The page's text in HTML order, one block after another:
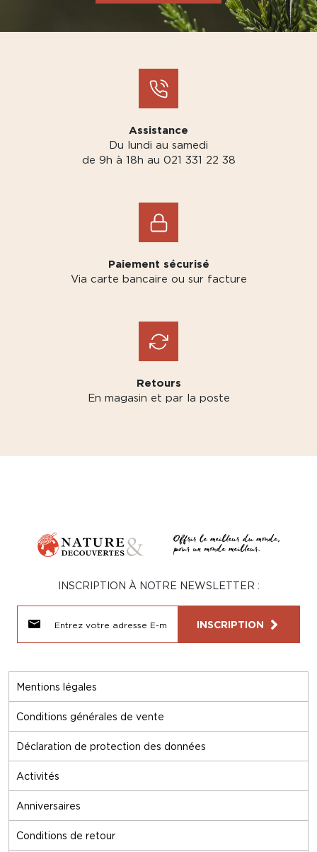
Assistance
Du lundi au samedi
de 9h à 18h au 021 331 22 38
Paiement sécurisé
Via carte bancaire ou sur facture
Retours
En magasin et par la poste
Mentions légales
Conditions générales de vente
Déclaration de protection des données
Activités
Anniversaires
Conditions de retour
INSCRIPTION À NOTRE NEWSLETTER :
INSCRIPTION